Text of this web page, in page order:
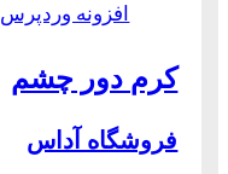
افزونه وردپرس
کرم دور چشم
فروشگاه آداس